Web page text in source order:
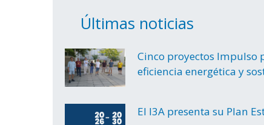
Últimas noticias
Cinco proyectos Impulso
eficiencia energética y
El I3A presenta su Plan